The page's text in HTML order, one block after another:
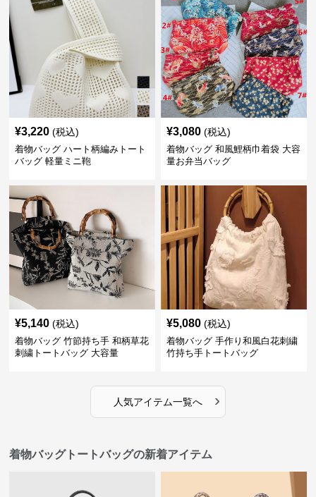
¥3,220 (税込)
着物バッグ ハート柄編みトート
バッグ 軽量ミニ鞄
¥3,080 (税込)
着物バッグ 和風鯉柄巾着袋 大容
量お弁当バッグ
¥5,140 (税込)
着物バッグ 竹節持ち手 和柄草花
刺繍トートバッグ 大容量
¥5,080 (税込)
着物バッグ 手作り和風白花刺繍
竹持ち手トートバッグ
人気アイテム一覧へ ›
着物バッグトートバッグの新着アイテム